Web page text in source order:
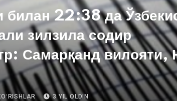
билан 22:38 да
зилзила содир
Самарқанд вилояти,
3 YIL OLDIN